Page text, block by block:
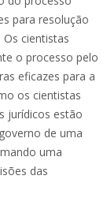
para resolução
cientistas
o processo pelo
eficazes para a
os cientistas
jurídicos estão
de uma
uma
das